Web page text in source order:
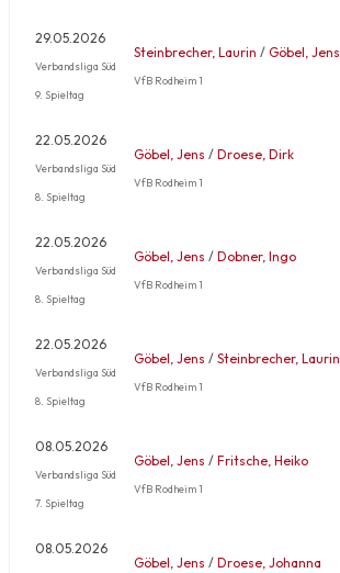
29.05.2026
Verbandsliga Süd
9. Spieltag
Steinbrecher, Laurin / Göbel, Jens
VfB Rodheim 1
22.05.2026
Verbandsliga Süd
8. Spieltag
Göbel, Jens / Droese, Dirk
VfB Rodheim 1
22.05.2026
Verbandsliga Süd
8. Spieltag
Göbel, Jens / Dobner, Ingo
VfB Rodheim 1
22.05.2026
Verbandsliga Süd
8. Spieltag
Göbel, Jens / Steinbrecher, Laurin
VfB Rodheim 1
08.05.2026
Verbandsliga Süd
7. Spieltag
Göbel, Jens / Fritsche, Heiko
VfB Rodheim 1
08.05.2026
Göbel, Jens / Droese, Johanna